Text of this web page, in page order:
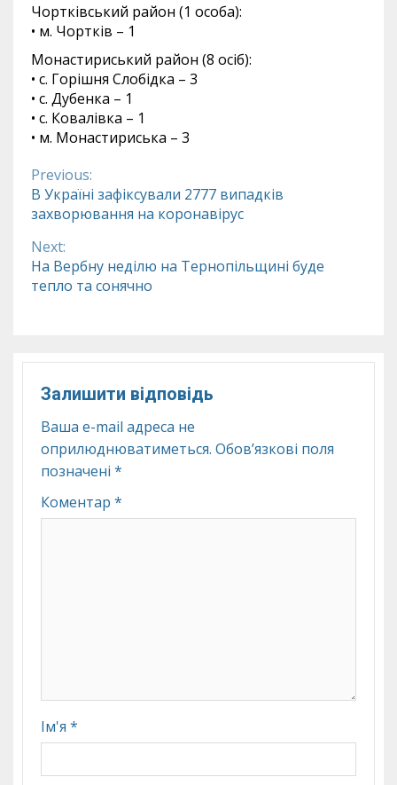
Чортківський район (1 особа):
• м. Чортків – 1
Монастириський район (8 осіб):
• с. Горішня Слобідка – 3
• с. Дубенка – 1
• с. Ковалівка – 1
• м. Монастириська – 3
Continue
Reading
Previous:
В Україні зафіксували 2777 випадків
захворювання на коронавірус
Next:
На Вербну неділю на Тернопільщині буде
тепло та сонячно
Залишити відповідь
Ваша e-mail адреса не
оприлюднюватиметься. Обов’язкові поля
позначені *
Коментар *
Ім'я *